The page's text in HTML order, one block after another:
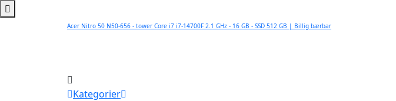
Acer Nitro 50 N50-656 - tower Core i7 i7-14700F 2.1 GHz - 16 GB - SSD 512 GB | Billig bærbar
Kategorier